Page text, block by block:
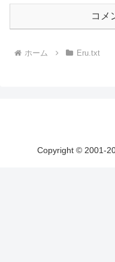
コメ
ホーム Eru.txt
Copyright © 2001-